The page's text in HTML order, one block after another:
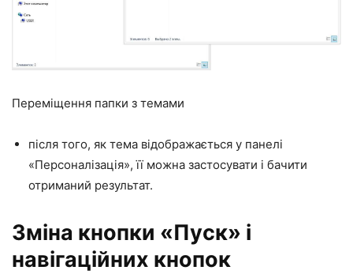
Переміщення папки з темами
після того, як тема відображається у панелі
«Персоналізація», її можна застосувати і бачити
отриманий результат.
Зміна кнопки «Пуск» і
навігаційних кнопок